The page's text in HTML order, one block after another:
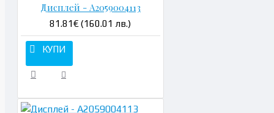
Дисплей - A2059004113
81.81€ (160.01 лв.)
КУПИ